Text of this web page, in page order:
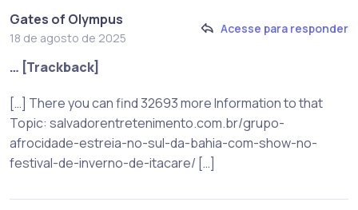
Gates of Olympus
18 de agosto de 2025
Acesse para responder
… [Trackback]
[…] There you can find 32693 more Information to that
Topic: salvadorentretenimento.com.br/grupo-
afrocidade-estreia-no-sul-da-bahia-com-show-no-
festival-de-inverno-de-itacare/ […]